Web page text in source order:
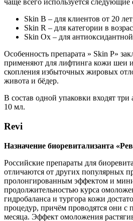
чаще всего используется следующие
Skin B – для клиентов от 20
Skin R – для категории в
Skin Ox – для
Особенность препарата » Skin Р»
применяют для лифтинга кожи шеи и
скопления избыточных жировых
живота и бёдер.
В состав одной упаковки входят
10 мл.
Revi
Назначение биоревитализанта
Российские препараты для
отличаются от других популярных
пролонгированным эффектом и
продолжительностью курса
гидробаланса и тургора кожи
процедур, причём проводятся они с
месяца. Эффект омоложения